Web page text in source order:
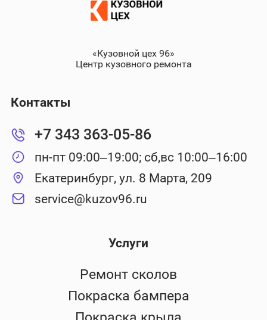
«Кузовной цех 96»
Центр кузовного ремонта
Услуги
Ремонт сколов
Покраска бампера
Контакты
+7 343 363-05-86
пн-пт 09:00–19:00; сб,вс 10:00–16:00
Екатеринбург, ул. 8 Марта, 209
service@kuzov96.ru